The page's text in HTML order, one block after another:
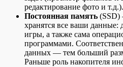
редактирование фото и т.д.).
Постоянная память (SSD)
хранятся все ваши
игры, а также сама
программами.
данных — тем больший
Раньше роль накопителя